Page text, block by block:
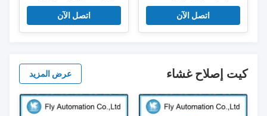
العمل شهادة CE
اتصل الآن
30 1/4 "7'300-35'000 دورة
في الدقيقةاتصل الآن
كيت إصلاح غشاء عرض المزيد